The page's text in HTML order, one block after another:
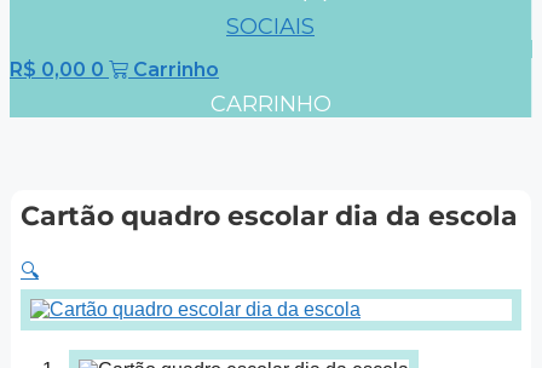
SOCIAIS
R$ 0,00 0 Carrinho
CARRINHO
Cartão quadro escolar dia da escola
🔍